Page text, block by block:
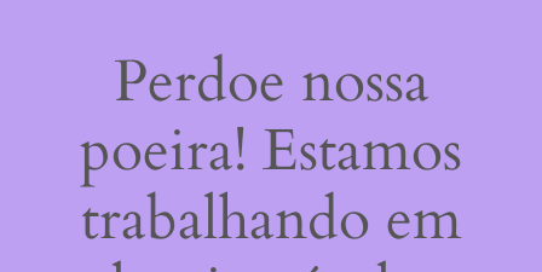
Perdoe nossa
poeira! Estamos
trabalhando em